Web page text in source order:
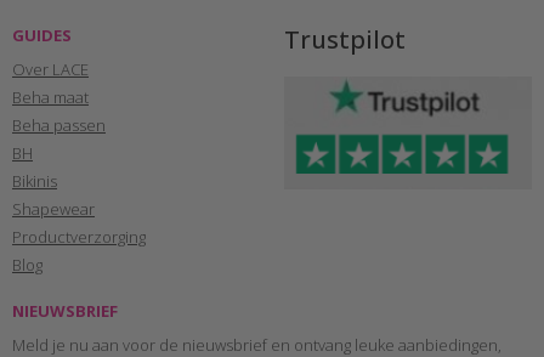
GUIDES
Over LACE
Beha maat
Beha passen
BH
Bikinis
Shapewear
Productverzorging
Blog
Trustpilot
NIEUWSBRIEF
Meld je nu aan voor de nieuwsbrief en ontvang leuke aanbiedingen,